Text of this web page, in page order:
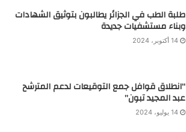
طلبة الطب في الجزائر يطالبون بتوثيق الشهادات
وبناء مستشفيات جديدة
14 أكتوبر، 2024
“انطلاق قوافل جمع التوقيعات لدعم المترشح
عبد المجيد تبون”
14 يوليو، 2024